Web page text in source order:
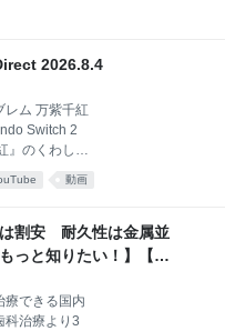
中！ ◆関連商
！ ◇伊藤和典
レイバーの
の脚本集待
大的な人気
備稿と決定稿
2026.8.4
ム 万紫千紅
Switch 2
』のくわしい
す。 ※本ソ
前収録した
あらかじめご
万紫千紅
ト：ファイ
動画
割安 耐久性は金属並
っと知りたい！】【グ
)
できる国内
科治療より3